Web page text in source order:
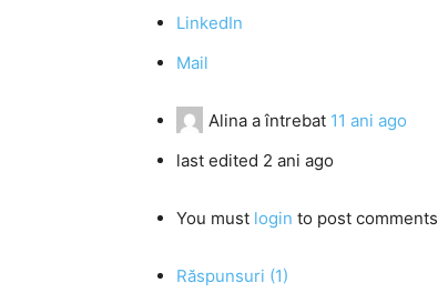
LinkedIn
Mail
Alina a întrebat 11 ani ago
last edited 2 ani ago
You must login to post comments
Răspunsuri (1)